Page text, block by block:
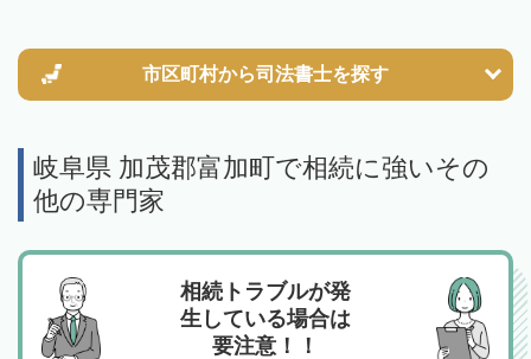
市区町村から司法書士を探す
岐阜県 加茂郡富加町で相続に強いその
他の専門家
相続トラブルが発
生している場合は
要注意！！